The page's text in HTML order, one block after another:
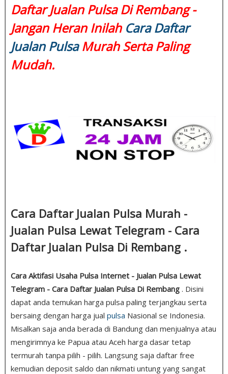
Daftar Jualan Pulsa Di Rembang -
Jangan Heran Inilah Cara Daftar
Jualan PulsaMurah Serta Paling
Mudah.
Cara Daftar Jualan Pulsa Murah -
Jualan Pulsa Lewat Telegram - Cara
Daftar Jualan Pulsa Di Rembang .
Cara Aktifasi Usaha Pulsa Internet - Jualan Pulsa Lewat
Telegram - Cara Daftar Jualan Pulsa Di Rembang . Disini
dapat anda temukan harga pulsa paling terjangkau serta
bersaing dengan harga jual pulsa Nasional se Indonesia.
Misalkan saja anda berada di Bandung dan menjualnya atau
mengirimnya ke Papua atau Aceh harga dasar tetap
termurah tanpa pilih - pilih. Langsung saja daftar free
kemudian deposit saldo dan nikmati untung yang sangat